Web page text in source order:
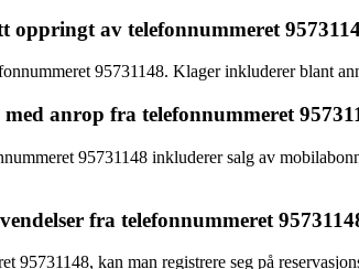
av telefonnummeret
95731148. Klager inkluderer blant
anrop fra telefonnummeret
95731148 inkluderer salg av
fra telefonnummeret
95731148, kan man registrere seg på